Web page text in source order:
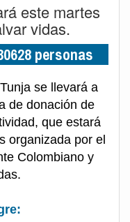
este martes
vidas.
personas
se llevará a
de donación de
que estará
organizada por el
Colombiano y